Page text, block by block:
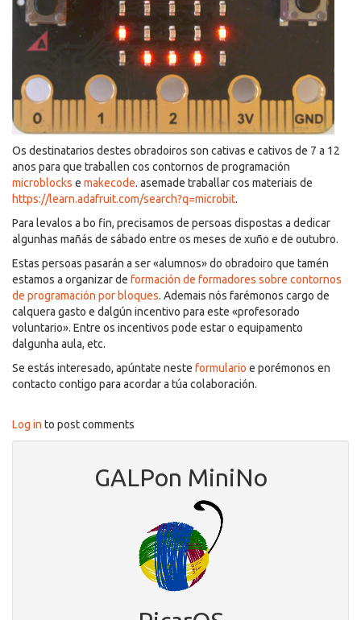
Os destinatarios destes obradoiros son cativas e cativos de 7 a 12
anos para que traballen cos contornos de programación
microblocks e makecode. asemade traballar cos materiais de
https://learn.adafruit.com/search?q=microbit.
Para levalos a bo fin, precisamos de persoas dispostas a dedicar
algunhas mañás de sábado entre os meses de xuño e de outubro.
Estas persoas pasarán a ser «alumnos» do obradoiro que tamén
estamos a organizar de formación de formadores sobre contornos
de programación por bloques. Ademais nós farémonos cargo de
calquera gasto e dalgún incentivo para este «profesorado
voluntario». Entre os incentivos pode estar o equipamento
dalgunha aula, etc.
Se estás interesado, apúntate neste formulario e porémonos en
contacto contigo para acordar a túa colaboración.
Log in to post comments
GALPon MiniNo